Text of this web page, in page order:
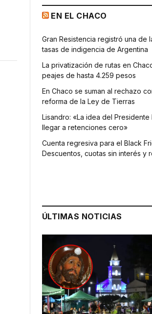
EN EL CHACO
Gran Resistencia registró una de
tasas de indigencia de Argentina
La privatización de rutas en
peajes de hasta 4.259 pesos
En Chaco se suman al rechazo
reforma de la Ley de Tierras
Lisandro: «La idea del Presidente
llegar a retenciones cero»
Cuenta regresiva para el Black
Descuentos, cuotas sin interés y
ÚLTIMAS NOTICIAS